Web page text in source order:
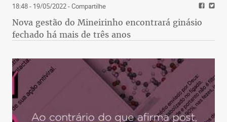
18:48 - 19/05/2022- Compartilhe
Nova gestão do Mineirinho encontrará ginásio
fechado há mais de três anos